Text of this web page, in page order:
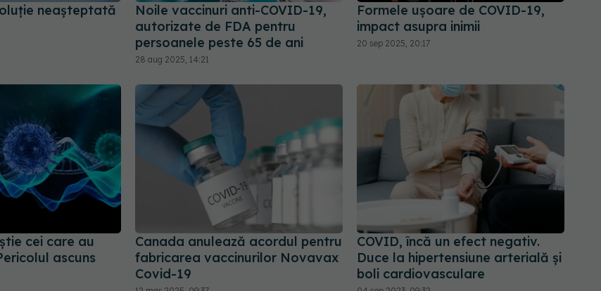
neașteptată
Noile vaccinuri anti-COVID-19,
autorizate de FDA pentru
persoanele peste 65 de ani
28 aug 2025, 14:21
Formele ușoare de COVID-19,
impact asupra inimii
20 sep 2025, 20:17
cei care au
ascuns
Canada anulează acordul pentru
fabricarea vaccinurilor Novavax
Covid-19
COVID, încă un efect negativ.
Duce la hipertensiune arterială și
boli cardiovasculare